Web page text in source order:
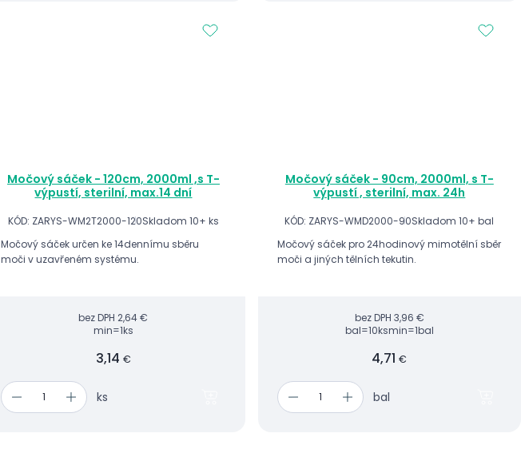
Močový sáček - 120cm, 2000ml ,s T-
výpustí, sterilní, max.14 dní
KÓD: ZARYS-WM2T2000-120Skladom 10+ ks
Močový sáček určen ke 14dennímu sběru
moči v uzavřeném systému.
bez DPH 2,64 €
min=1ks
3,14 €
ks
Močový sáček - 90cm, 2000ml, s T-
výpustí , sterilní, max. 24h
KÓD: ZARYS-WMD2000-90Skladom 10+ bal
Močový sáček pro 24hodinový mimotělní sběr
moči a jiných tělních tekutin.
bez DPH 3,96 €
bal=10ksmin=1bal
4,71€
bal